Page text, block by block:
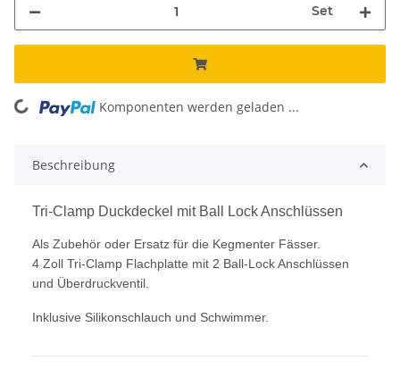
Set
Loading... Komponenten werden geladen ...
Beschreibung
Tri-Clamp Duckdeckel mit Ball Lock Anschlüssen
Als Zubehör oder Ersatz für die Kegmenter Fässer.
4 Zoll Tri-Clamp Flachplatte mit 2 Ball-Lock Anschlüssen
und Überdruckventil.
Inklusive Silikonschlauch und Schwimmer.